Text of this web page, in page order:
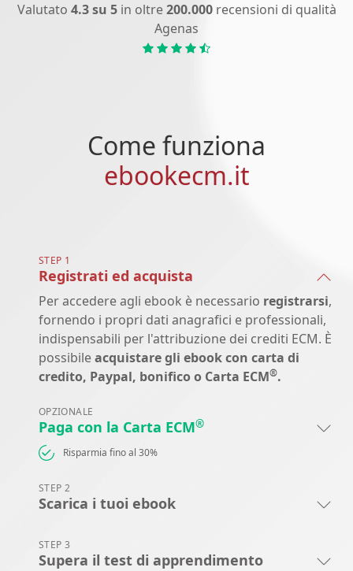
Valutato 4.3 su 5in oltre200.000recensioni di qualità
Agenas
Come funziona
ebookecm.it
STEP 1
Registrati ed acquista
Per accedere agli ebook è necessario registrarsi,
fornendo i propri dati anagrafici e professionali,
indispensabili per l'attribuzione dei crediti ECM. È
possibileacquistare gli ebook con carta di
credito, Paypal, bonifico o Carta ECM®.
OPZIONALE
Paga con la Carta ECM®
Risparmia fino al 30%
STEP 2
Scarica i tuoi ebook
STEP 3
Supera il test di apprendimento